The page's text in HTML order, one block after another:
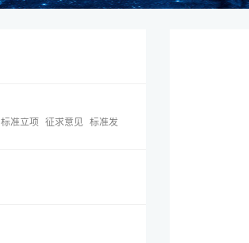
标准立项 征求意见 标准发